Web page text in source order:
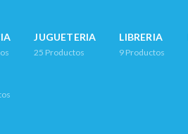
JUGUETERIA
25 Productos
LIBRERIA
9 Productos